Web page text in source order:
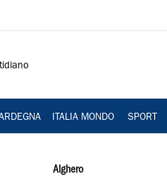
ITALIA MONDO SPORT
Alghero